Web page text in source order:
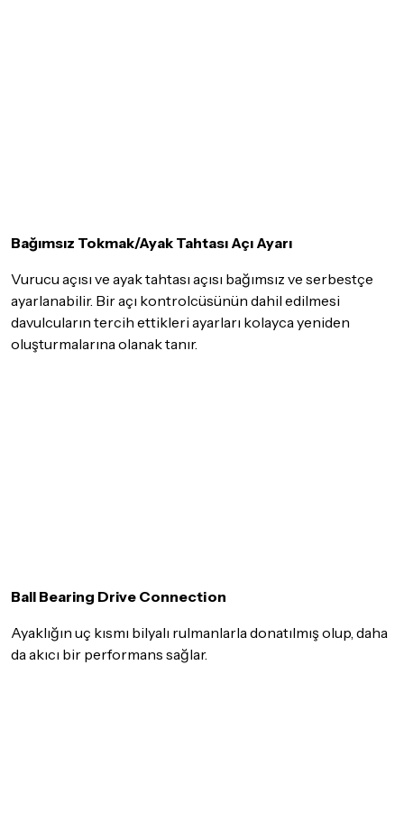
Bağımsız Tokmak/Ayak Tahtası Açı Ayarı
Vurucu açısı ve ayak tahtası açısı bağımsız ve serbestçe
ayarlanabilir. Bir açı kontrolcüsünün dahil edilmesi
davulcuların tercih ettikleri ayarları kolayca yeniden
oluşturmalarına olanak tanır.
Ball Bearing Drive Connection
Ayaklığın uç kısmı bilyalı rulmanlarla donatılmış olup, daha
da akıcı bir performans sağlar.